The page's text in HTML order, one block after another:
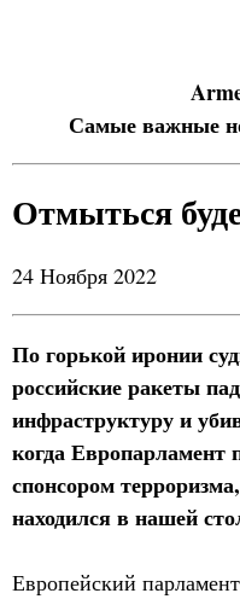
Самые важные
Отмыться
24 Ноября 2022
По горькой иронии
российские ракеты
инфраструктуру и
когда Европарламент
спонсором
находился в нашей
Европейский